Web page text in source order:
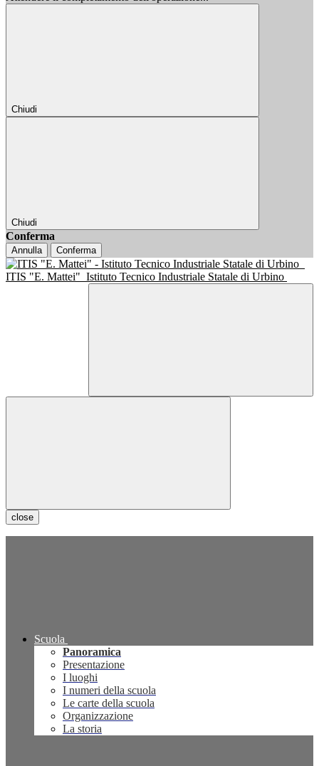
Chiudi
Chiudi
Conferma
Annulla Conferma
ITIS "E. Mattei" Istituto Tecnico Industriale Statale di Urbino
close
Scuola
Panoramica
Presentazione
I luoghi
I numeri della scuola
Le carte della scuola
Organizzazione
La storia